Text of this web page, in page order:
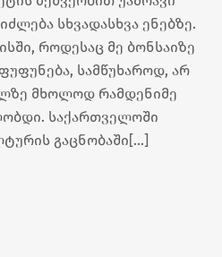
სხვადასხვა ენებზე.
როდესაც მე ბონსაიზე
სამწუხაროდ, არ
მხოლოდ რამდენიმე
საქართველოში
გაცნობაში[…]